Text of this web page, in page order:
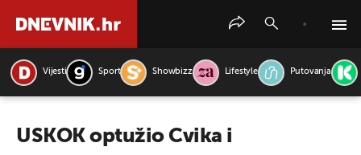
Vijesti Sport Showbizz Lifestyle Putovanja
USKOK optužio Cvika i
PRETRAŽITE VIJESTI